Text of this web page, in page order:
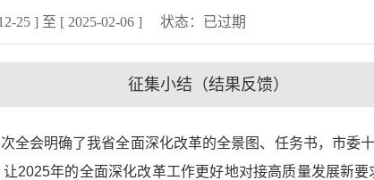
25 ] 至 [ 2025-02-06 ] 状态： 已过期
征集小结（结果反馈）
会明确了我省全面深化改革的全景图、任务书，市委
2025年的全面深化改革工作更好地对接高质量发展新要